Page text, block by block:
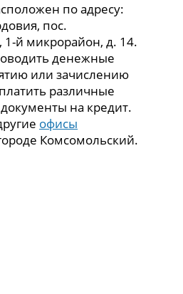
по адресу:
пос.
й микрорайон, д. 14.
денежные
или зачислению
различные
на кредит.
офисы
Комсомольский.